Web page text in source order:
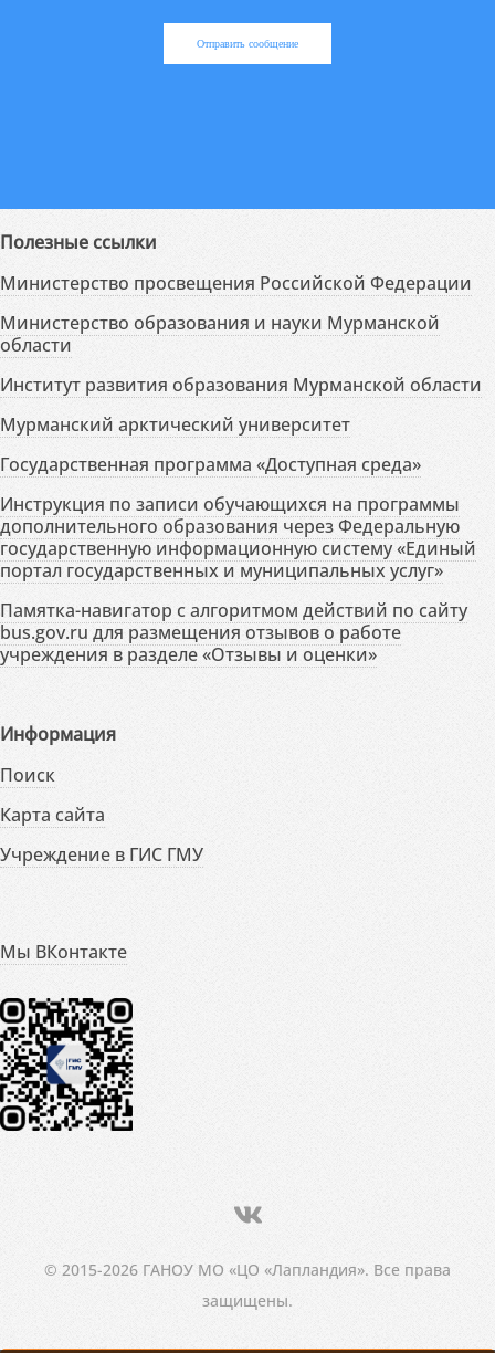
Отправить сообщение
Полезные ссылки
Министерство просвещения Российской Федерации
Министерство образования и науки Мурманской
области
Институт развития образования Мурманской области
Мурманский арктический университет
Государственная программа «Доступная среда»
Инструкция по записи обучающихся на программы
дополнительного образования через Федеральную
государственную информационную систему «Единый
портал государственных и муниципальных услуг»
Памятка-навигатор с алгоритмом действий по сайту
bus.gov.ru для размещения отзывов о работе
учреждения в разделе «Отзывы и оценки»
Информация
Поиск
Карта сайта
Учреждение в ГИС ГМУ
Мы ВКонтакте
© 2015-2026 ГАНОУ МО «ЦО «Лапландия». Все права
защищены.